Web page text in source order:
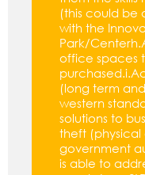
(this could be
with the
Park/
office spaces
(long term
western
solutions to
theft (physical
government
is able to